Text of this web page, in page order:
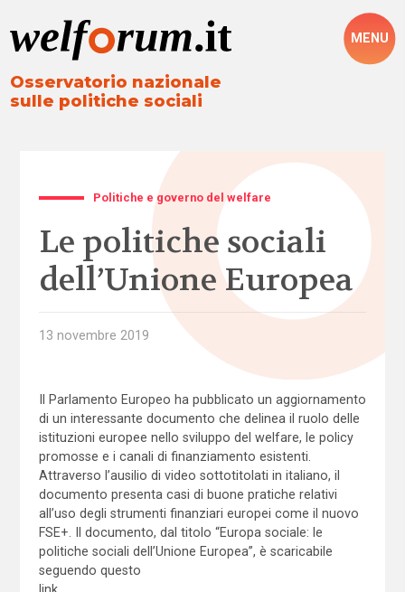
Osservatorio nazionale
sulle politiche sociali
MENU
Politiche e governo del welfare
Le politiche sociali
dell’Unione Europea
13 novembre 2019
Il Parlamento Europeo ha pubblicato un aggiornamento
di un interessante documento che delinea il ruolo delle
istituzioni europee nello sviluppo del welfare, le policy
promosse e i canali di finanziamento esistenti.
Attraverso l’ausilio di video sottotitolati in italiano, il
documento presenta casi di buone pratiche relativi
all’uso degli strumenti finanziari europei come il nuovo
FSE+. Il documento, dal titolo “Europa sociale: le
politiche sociali dell’Unione Europea”, è scaricabile
seguendo questo